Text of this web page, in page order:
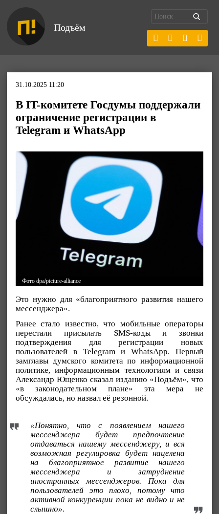
Подъём
31.10.2025 11:20
В IT-комитете Госдумы поддержали
ограничение регистрации в
Telegram и WhatsApp
Фото dpa/picture-alliance
Это нужно для «благоприятного развития нашего
мессенджера».
Ранее стало известно, что мобильные операторы
перестали присылать SMS-коды и звонки
подтверждения для регистрации новых
пользователей в Telegram и WhatsApp. Первый
замглавы думского комитета по информационной
политике, информационным технологиям и связи
Александр Ющенко сказал изданию «Подъём», что
«в законодательном плане» эта мера не
обсуждалась, но назвал её резонной.
«Понятно, что с появлением нашего
мессенджера будет предпочтение
отдаваться нашему мессенджеру, и вся
возможная регулировка будет нацелена
на благоприятное развитие нашего
мессенджера и затруднение
иностранных мессенджеров. Пока для
пользователей это плохо, потому что
активной конкуренции пока не видно и не
слышно».